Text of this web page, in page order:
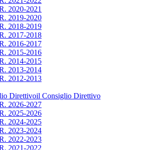
2020-2021
2019-2020
2018-2019
2017-2018
2016-2017
2015-2016
2014-2015
2013-2014
2012-2013
Direttivoil Consiglio Direttivo
2026-2027
2025-2026
2024-2025
2023-2024
2022-2023
2021-2022